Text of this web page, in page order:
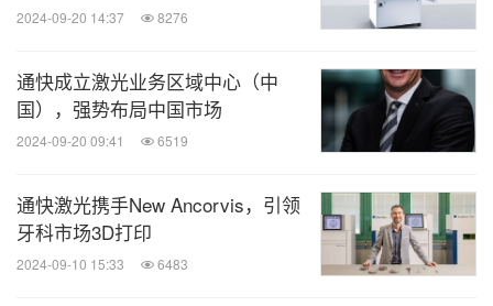
设备
医疗药物 采矿/五金 半导体
电信业
分享到：
2024-09-20 14:37 8276
通快成立激光业务区域中心（中
国），强势布局中国市场
2024-09-20 09:41 6519
通快激光携手New Ancorvis，引领
牙科市场3D打印
2024-09-10 15:33 6483